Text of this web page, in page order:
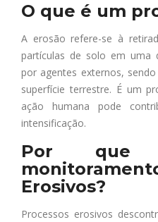
O que é um
A erosão refere-se à
partículas de solo em uma
por agentes externos,
superfície terrestre. É um
ação humana pode
intensificação.
Por que
Erosivos?
Processos erosivos